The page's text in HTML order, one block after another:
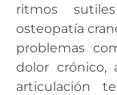
ritmos
osteopatía
problemas
dolor crónico,
articulación